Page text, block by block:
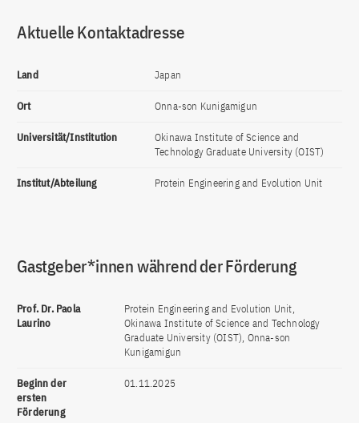
Aktuelle Kontaktadresse
Land Japan
Ort Onna-son Kunigamigun
Universität/Institution
Okinawa Institute of Science and
Technology Graduate University (OIST)
Institut/Abteilung Protein Engineering and Evolution Unit
Gastgeber*innen während der Förderung
Prof. Dr. Paola
Laurino
Protein Engineering and Evolution Unit,
Okinawa Institute of Science and Technology
Graduate University (OIST), Onna-son
Kunigamigun
Beginn der
ersten
Förderung
01.11.2025